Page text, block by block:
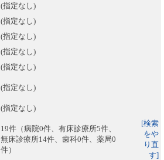
(指定なし)
(指定なし)
(指定なし)
(指定なし)
(指定なし)
(指定なし)
(指定なし)
19件（病院0件、有床診療所5件、
無床診療所14件、歯科0件、薬局0
件）
[検索
をや
り直
す]